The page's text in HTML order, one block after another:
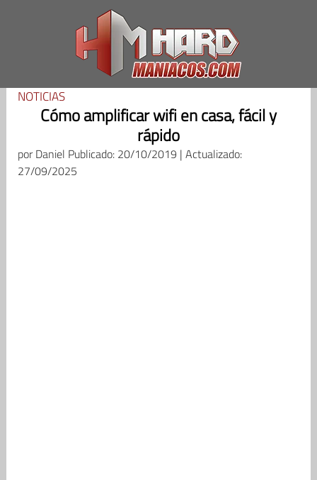
NOTICIAS
Cómo amplificar wifi en casa, fácil y
rápido
porDaniel Publicado: 20/10/2019 | Actualizado:
27/09/2025